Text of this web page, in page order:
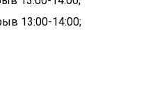
13:00-14:00;